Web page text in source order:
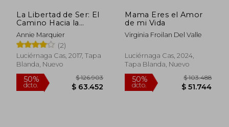
La Libertad de Ser: El
Camino Hacia la
Plenitud (Filosofias y
Religiones)
Annie Marquier
(2)
Luciérnaga Cas, 2017, Tapa
Blanda, Nuevo
Mama Eres el Amor
de mi Vida
Virginia Froilan Del Valle
Luciérnaga Cas, 2024,
Tapa Blanda, Nuevo